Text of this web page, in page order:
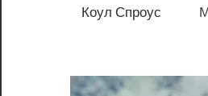
Коул Спроус